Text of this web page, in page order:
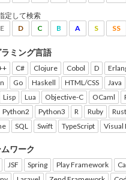
定して検索
E D C B A S SS
ミング言語
C# Clojure Cobol D
Go Haskell HTML/CSS Java
Lisp Lua Objective-C OCaml
Python2 Python3 R Ruby Rust
SQL Swift TypeScript Visual
ワーク
JSF Spring Play Framework